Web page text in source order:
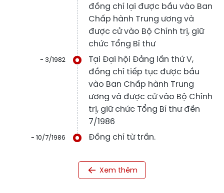
đồng chí lại được bầu vào Ban
Chấp hành Trung ương và
được cử vào Bộ Chính trị, giữ
chức Tổng Bí thư
- 3/1982
Tại Đại hội Đảng lần thứ V,
đồng chí tiếp tục được bầu
vào Ban Chấp hành Trung
ương và được cử vào Bộ Chính
trị, giữ chức Tổng Bí thư đến
7/1986
- 10/7/1986 Đồng chí từ trần.
Xem thêm